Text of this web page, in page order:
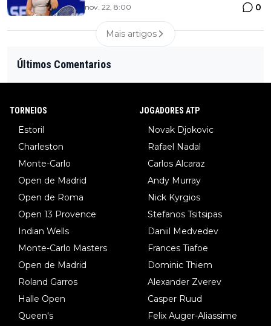
nov. 22, 8:00 0
Mais artigos
Últimos Comentarios
TORNEIOS
Estoril
Charleston
Monte-Carlo
Open de Madrid
Open de Roma
Open 13 Provence
Indian Wells
Monte-Carlo Masters
Open de Madrid
Roland Garros
Halle Open
Queen's
JOGADORES ATP
Novak Djokovic
Rafael Nadal
Carlos Alcaraz
Andy Murray
Nick Kyrgios
Stefanos Tsitsipas
Daniil Medvedev
Frances Tiafoe
Dominic Thiem
Alexander Zverev
Casper Ruud
Felix Auger-Aliassime